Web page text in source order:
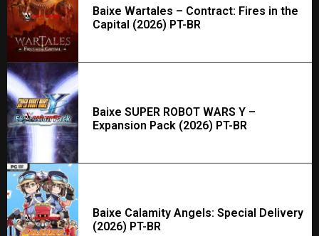
Baixe Wartales – Contract: Fires in the
Capital (2026) PT-BR
Baixe SUPER ROBOT WARS Y –
Expansion Pack (2026) PT-BR
Baixe Calamity Angels: Special Delivery
(2026) PT-BR